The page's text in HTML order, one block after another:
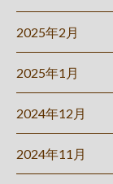
2025年2月
2025年1月
2024年12月
2024年11月